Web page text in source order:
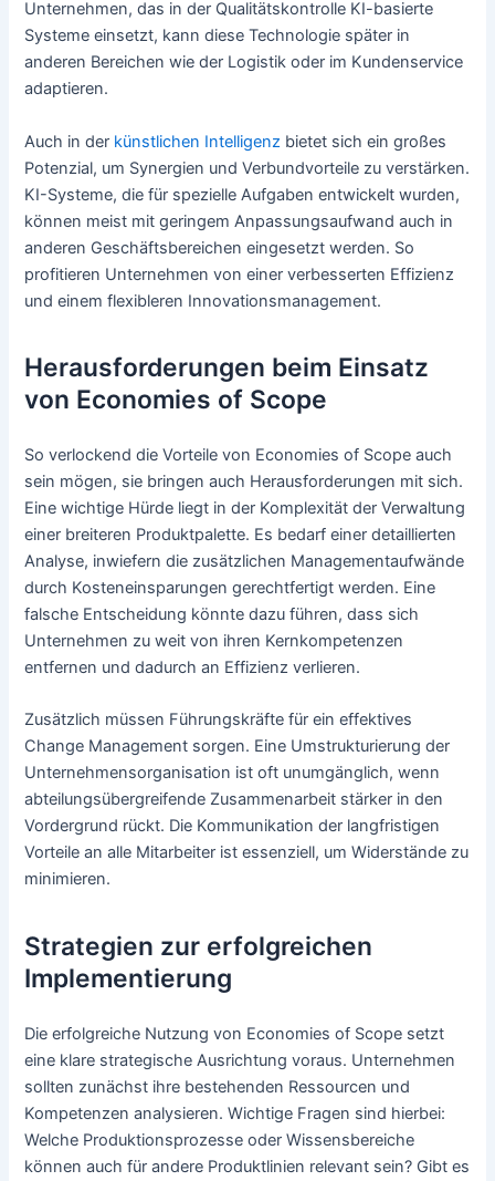
Unternehmen, das in der Qualitätskontrolle KI-basierte
Systeme einsetzt, kann diese Technologie später in
anderen Bereichen wie der Logistik oder im Kundenservice
adaptieren.
Auch in der künstlichen Intelligenz bietet sich ein großes
Potenzial, um Synergien und Verbundvorteile zu verstärken.
KI-Systeme, die für spezielle Aufgaben entwickelt wurden,
können meist mit geringem Anpassungsaufwand auch in
anderen Geschäftsbereichen eingesetzt werden. So
profitieren Unternehmen von einer verbesserten Effizienz
und einem flexibleren Innovationsmanagement.
Herausforderungen beim Einsatz
von Economies of Scope
So verlockend die Vorteile von Economies of Scope auch
sein mögen, sie bringen auch Herausforderungen mit sich.
Eine wichtige Hürde liegt in der Komplexität der Verwaltung
einer breiteren Produktpalette. Es bedarf einer detaillierten
Analyse, inwiefern die zusätzlichen Managementaufwände
durch Kosteneinsparungen gerechtfertigt werden. Eine
falsche Entscheidung könnte dazu führen, dass sich
Unternehmen zu weit von ihren Kernkompetenzen
entfernen und dadurch an Effizienz verlieren.
Zusätzlich müssen Führungskräfte für ein effektives
Change Management sorgen. Eine Umstrukturierung der
Unternehmensorganisation ist oft unumgänglich, wenn
abteilungsübergreifende Zusammenarbeit stärker in den
Vordergrund rückt. Die Kommunikation der langfristigen
Vorteile an alle Mitarbeiter ist essenziell, um Widerstände zu
minimieren.
Strategien zur erfolgreichen
Implementierung
Die erfolgreiche Nutzung von Economies of Scope setzt
eine klare strategische Ausrichtung voraus. Unternehmen
sollten zunächst ihre bestehenden Ressourcen und
Kompetenzen analysieren. Wichtige Fragen sind hierbei:
Welche Produktionsprozesse oder Wissensbereiche
können auch für andere Produktlinien relevant sein? Gibt es